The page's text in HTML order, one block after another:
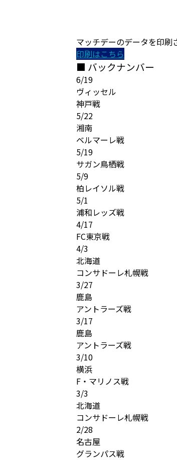
マッチデーのデータを印刷
印刷はこちら
■ バックナンバー
6/19
ヴィッセル
神戸戦
5/22
湘南
ベルマーレ戦
5/19
サガン鳥栖戦
5/9
柏レイソル戦
5/1
浦和レッズ戦
4/17
FC東京戦
4/3
北海道
コンサドーレ札幌戦
3/27
鹿島
アントラーズ戦
3/17
鹿島
アントラーズ戦
3/10
横浜
F・マリノス戦
3/3
北海道
コンサドーレ札幌戦
2/28
名古屋
グランパス戦